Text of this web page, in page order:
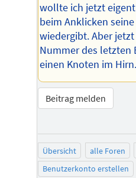
wollte ich jetzt
beim Anklicken
wiedergibt. Aber
Nummer des letzten
einen Knoten im
Beitrag melden
Übersicht alle Foren
Benutzerkonto erstellen